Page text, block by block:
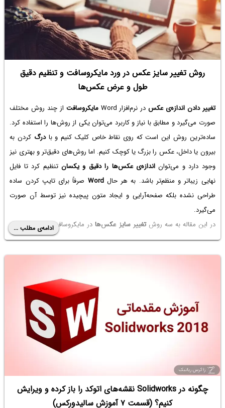
روش تغییر سایز عکس در ورد مایکروسافت و تنظیم دقیق
طول و عرض عکس‌ها
تغییر دادن اندازه‌ی عکسدر نرم‌افزار Word مایکروسافت از چند روش مختلف
صورت می‌گیرد و مطابق با نیاز و کاربرد می‌توان یکی از روش‌ها را استفاده کرد.
ساده‌ترین روش این است که روی نقاط خاص کلیک کنیم و بادرگ کردن به
بیرون یا داخل، عکس را بزرگ یا کوچک کنیم. اما روش‌های دقیق‌تر و بهتری نیز
وجود دارد و می‌توان اندازه‌ی عکس‌ها را دقیق و یکسانتنظیم کرد تا فایل
نهایی زیباتر و منظم‌تر باشد. به هر حالWord صرفاً برای تایپ کردن ساده
طراحی نشده بلکه صفحه‌آرایی و ایجاد متون پیچیده نیز توسط آن صورت
می‌گیرد.
در این مقاله به سه روشتغییر سایز عکس‌هادر مایکروسافتورد
می‌پردازیم.
سیاره‌ی آی‌تی را همراهی کنید تا در مورد ورد مایکروسافت بیشتر بدانیم.
ادامه‌ی مطلب ...
چگونه در Solidworks نقشه‌های اتوکد را باز کرده و ویرایش
کنیم؟ (قسمت ۷ آموزش سالیدورکس)